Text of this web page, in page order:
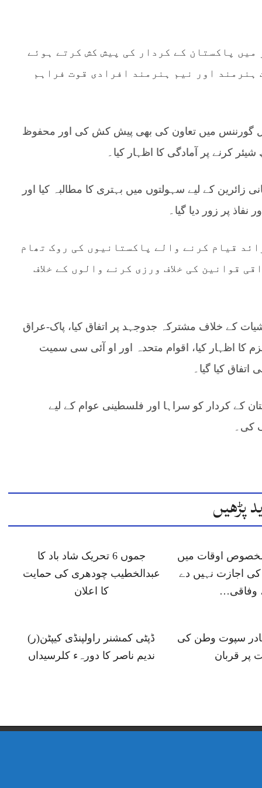
پاکستان کے کردار کی پیش کش کرتے ہوئے
اور نیم ہنرمند افرادی قوت فراہم
گورننس میں تعاون کی بھی پیش کش کی اور محفوظ
کرنے پر آمادگی کا اظہار کیا۔
زائرین کے لیے سہولتوں میں بہتری کا مطالبہ کیا اور
پر زور دیا گیا۔
قیام کرنے والے پاکستانیوں کی روک تھام
قوانین کی خلاف ورزی کرنے والوں کے خلاف
کے خلاف مشترکہ جدوجہد پر اتفاق کیا، پاک-عراق
کا اظہار کیا، اقوام متحدہ اور او آئی سی سمیت
کیا گیا۔
کے کردار کو سراہا اور فلسطینی عوام کے لیے
کی۔
پڑھیں
اوقات میں
اجازت نہیں دے
وفاقی…
جموں 6 تحریک شاد باد کا
عبدالخطیب چودھری کی حمایت
کا اعلان
سپوت وطن کی
پر قربان
ڈپٹی کمشنر راولپنڈی کیپٹن(ر)
ندیم ناصر کا دورہء کلرسیداں